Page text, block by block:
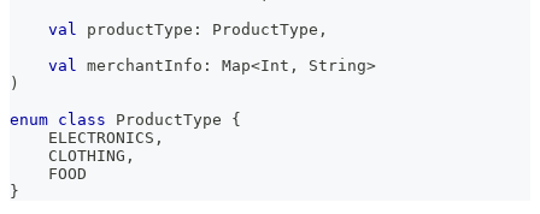
val
productType : ProductType ,
val
merchantInfo : Map<Int , String>
)
enum class ProductType {
    ELECTRONICS
,
    CLOTHING
,
    FOOD
}